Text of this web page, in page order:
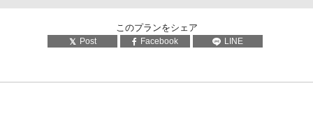
このプランをシェア
Post Facebook LINE